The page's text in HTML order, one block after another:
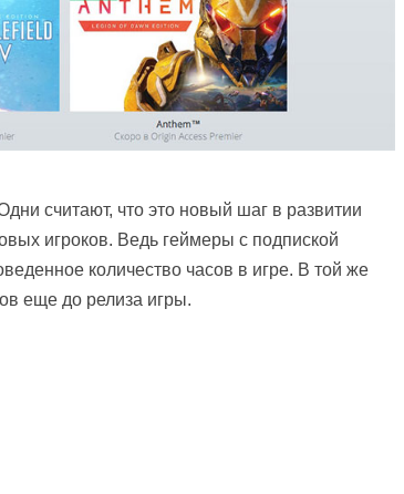
считают, что это новый шаг в развитии
игроков. Ведь геймеры с подпиской
количество часов в игре. В той же
еще до релиза игры.